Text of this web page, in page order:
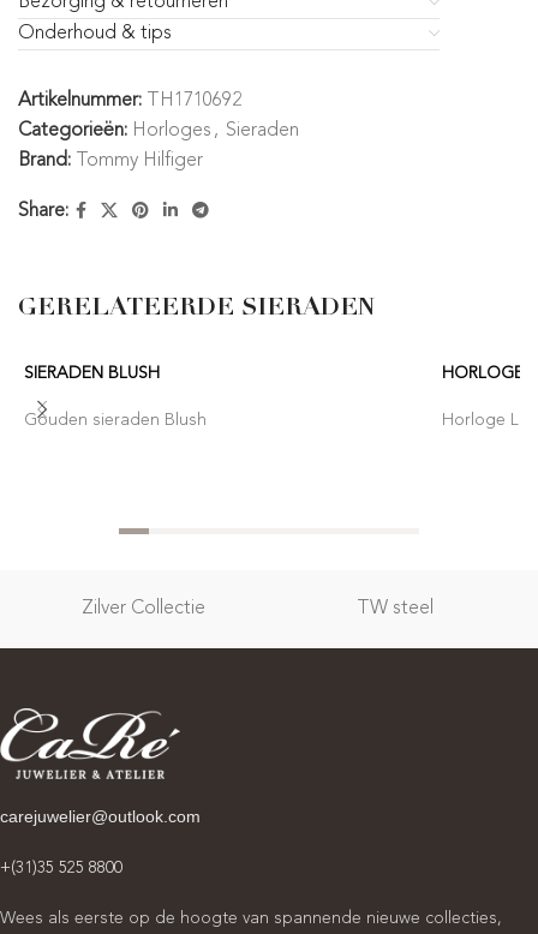
Onderhoud & tips
Artikelnummer:
TH1710692
Categorieën: Horloges , Sieraden
Brand:
Tommy Hilfiger
Share:
GERELATEERDE SIERADEN
SIERADEN BLUSH
Gouden sieraden Blush
HORLOGE
Horloge
Zilver Collectie TW steel
carejuwelier@outlook.com
+(31)35 525 8800
Wees als eerste op de hoogte van spannende nieuwe collecties,